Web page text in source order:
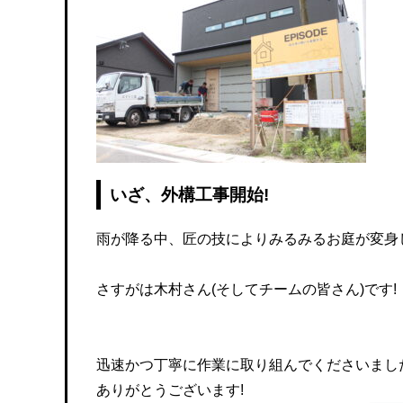
いざ、外構工事開始!
雨が降る中、匠の技によりみるみるお庭が変身
さすがは木村さん(そしてチームの皆さん)です!
迅速かつ丁寧に作業に取り組んでくださいまし
ありがとうございます!